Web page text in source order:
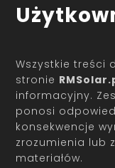
Wszystkie treści
stronie
informacyjny.
ponosi
konsekwencje
zrozumienia lub
materiałów.